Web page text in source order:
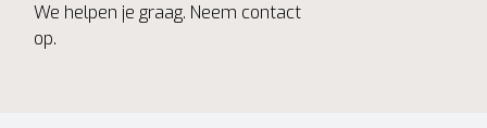
We helpen je graag. Neem contact
op.